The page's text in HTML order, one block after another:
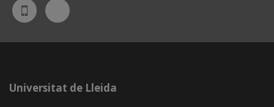
UdL
App
Bluesky
Universitat de Lleida